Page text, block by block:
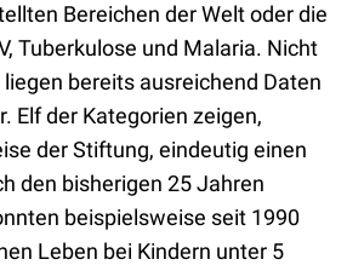
Bereichen der Welt oder die
Tuberkulose und Malaria. Nicht
bereits ausreichend Daten
Elf der Kategorien zeigen,
der Stiftung, eindeutig einen
den bisherigen 25 Jahren
beispielsweise seit 1990
Leben bei Kindern unter 5